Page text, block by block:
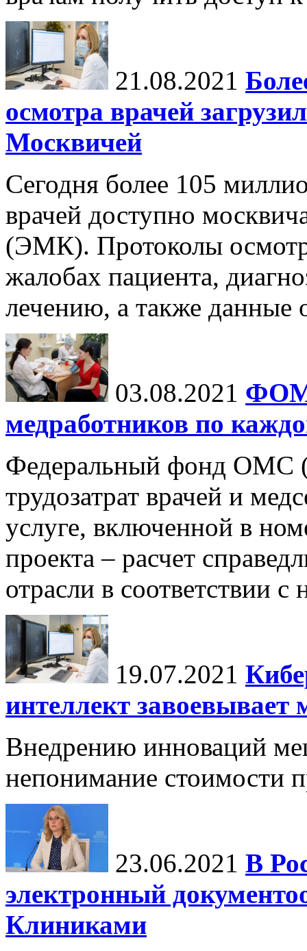
21.08.2021
осмотра врачей
Москвичей
Сегодня более 105
врачей доступно
(ЭМК). Протоколы
жалобах пациента,
лечению, а также данные
03.08.2021
медработников по
Федеральный фонд ОМС
трудозатрат врачей и
услуге, включенной в
проекта – расчет
отрасли в соответствии
19.07.2021
интеллект завоевывает
Внедрению инноваций
непонимание стоимости
23.06.2021 В
электронный
Клиниками